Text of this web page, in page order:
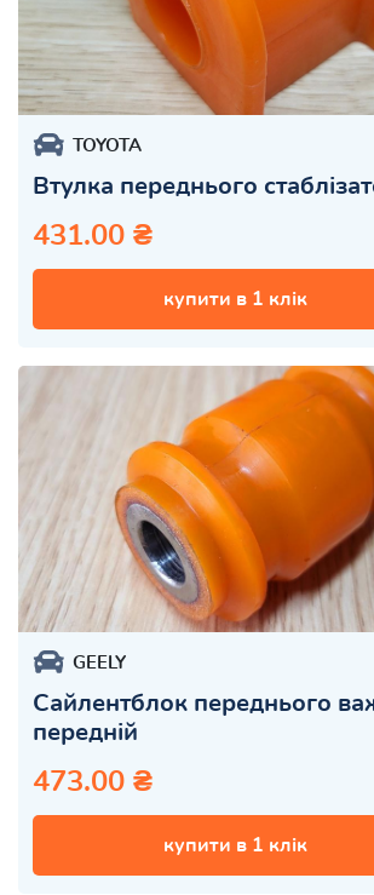
TOYOTA
Втулка переднього
431.00 ₴
купити в 1 клік
GEELY
Сайлентблок переднього
передній
473.00 ₴
купити в 1 клік